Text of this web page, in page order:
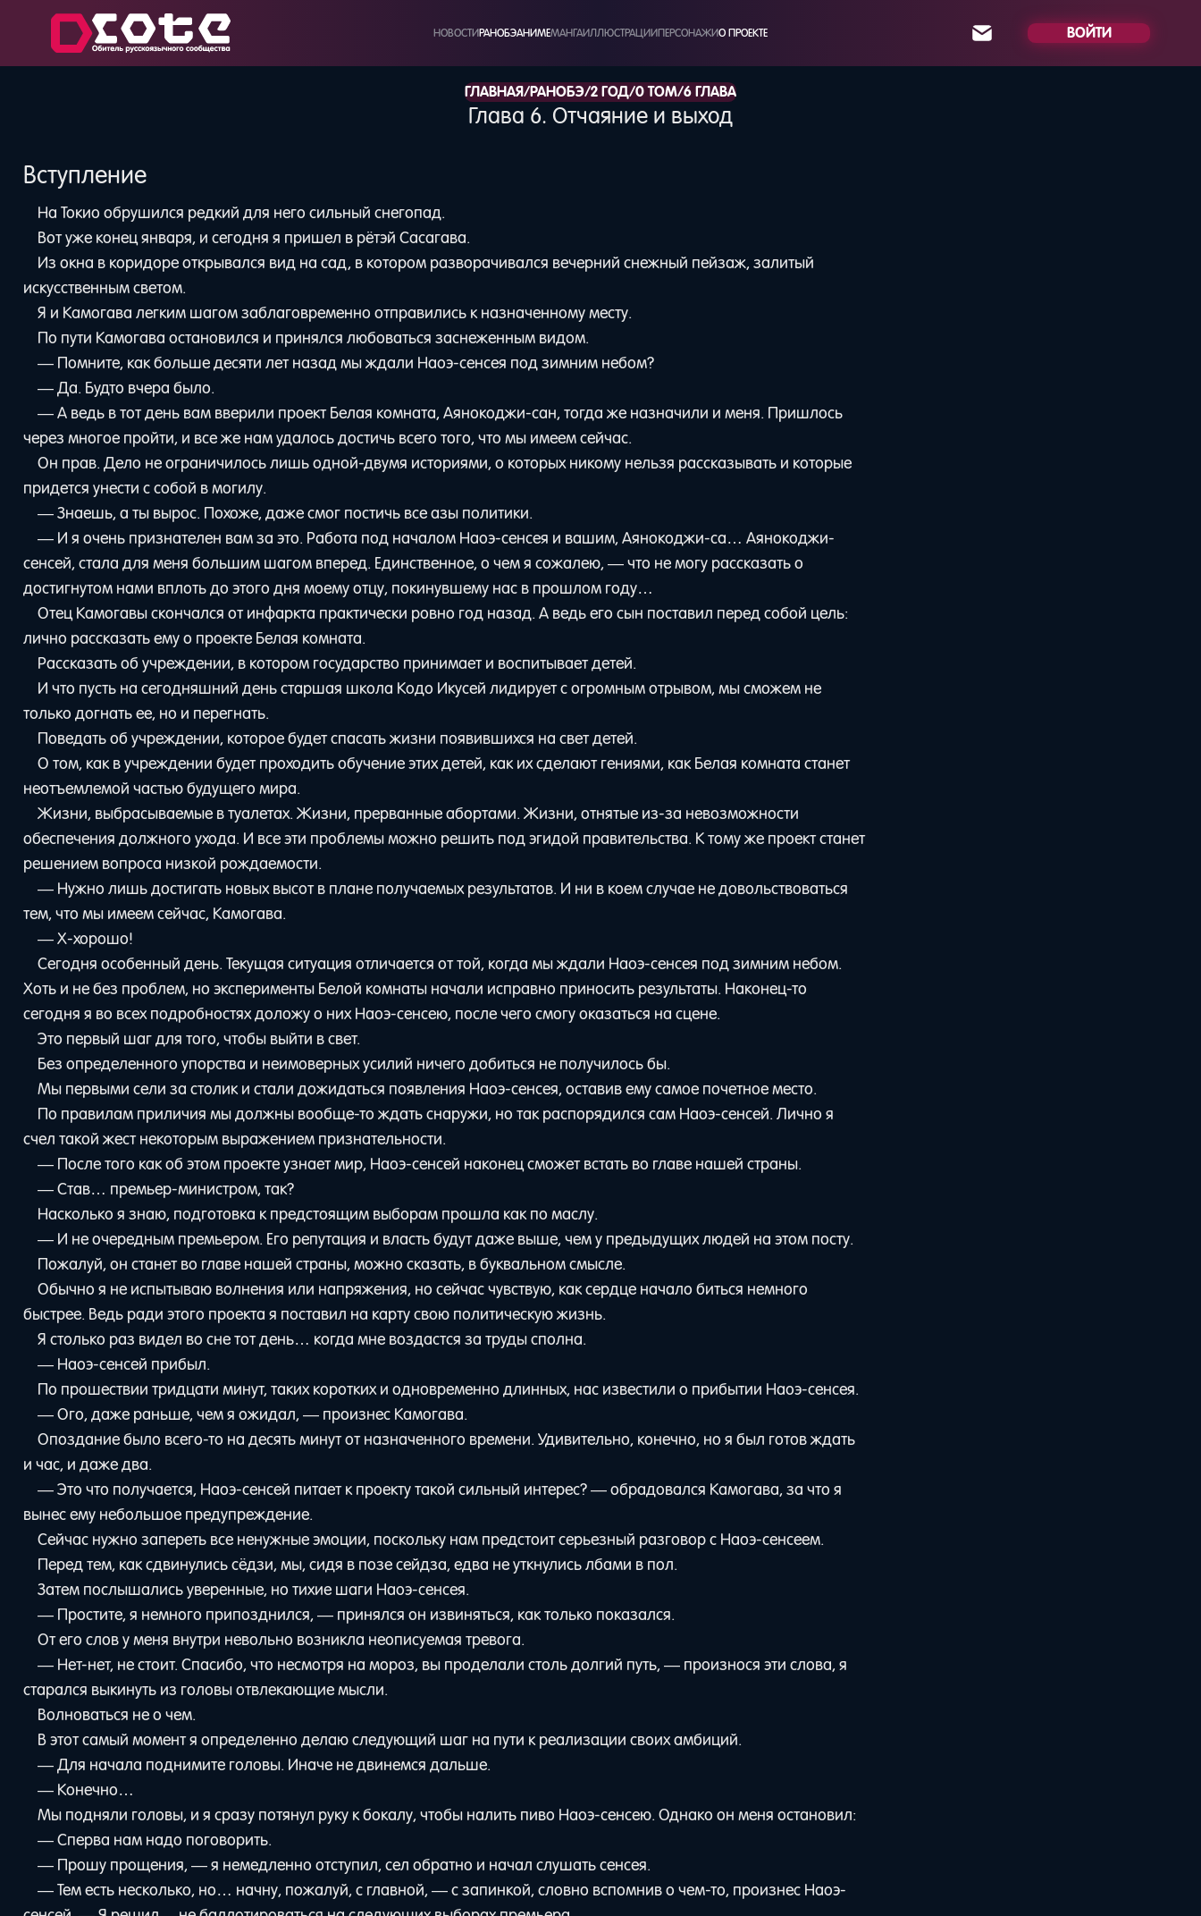
НОВОСТИРАНОБЭАНИМЕМАНГАИЛЛЮСТРАЦИИПЕРСОНАЖИО ПРОЕКТЕ ВОЙТИ
ГЛАВНАЯ/РАНОБЭ/2 ГОД/0 ТОМ/6 ГЛАВА
Глава 6. Отчаяние и выход
Вступление
На Токио обрушился редкий для него сильный снегопад.
Вот уже конец января, и сегодня я пришел в рётэй Сасагава.
Из окна в коридоре открывался вид на сад, в котором разворачивался вечерний снежный пейзаж, залитый
искусственным светом.
Я и Камогава легким шагом заблаговременно отправились к назначенному месту.
По пути Камогава остановился и принялся любоваться заснеженным видом.
— Помните, как больше десяти лет назад мы ждали Наоэ-сенсея под зимним небом?
— Да. Будто вчера было.
— А ведь в тот день вам вверили проект Белая комната, Аянокоджи-сан, тогда же назначили и меня. Пришлось
через многое пройти, и все же нам удалось достичь всего того, что мы имеем сейчас.
Он прав. Дело не ограничилось лишь одной-двумя историями, о которых никому нельзя рассказывать и которые
придется унести с собой в могилу.
— Знаешь, а ты вырос. Похоже, даже смог постичь все азы политики.
— И я очень признателен вам за это. Работа под началом Наоэ-сенсея и вашим, Аянокоджи-са… Аянокоджи-
сенсей, стала для меня большим шагом вперед. Единственное, о чем я сожалею, — что не могу рассказать о
достигнутом нами вплоть до этого дня моему отцу, покинувшему нас в прошлом году…
Отец Камогавы скончался от инфаркта практически ровно год назад. А ведь его сын поставил перед собой цель:
лично рассказать ему о проекте Белая комната.
Рассказать об учреждении, в котором государство принимает и воспитывает детей.
И что пусть на сегодняшний день старшая школа Кодо Икусей лидирует с огромным отрывом, мы сможем не
только догнать ее, но и перегнать.
Поведать об учреждении, которое будет спасать жизни появившихся на свет детей.
О том, как в учреждении будет проходить обучение этих детей, как их сделают гениями, как Белая комната станет
неотъемлемой частью будущего мира.
Жизни, выбрасываемые в туалетах. Жизни, прерванные абортами. Жизни, отнятые из-за невозможности
обеспечения должного ухода. И все эти проблемы можно решить под эгидой правительства. К тому же проект станет
решением вопроса низкой рождаемости.
— Нужно лишь достигать новых высот в плане получаемых результатов. И ни в коем случае не довольствоваться
тем, что мы имеем сейчас, Камогава.
— Х-хорошо!
Сегодня особенный день. Текущая ситуация отличается от той, когда мы ждали Наоэ-сенсея под зимним небом.
Хоть и не без проблем, но эксперименты Белой комнаты начали исправно приносить результаты. Наконец-то
сегодня я во всех подробностях доложу о них Наоэ-сенсею, после чего смогу оказаться на сцене.
Это первый шаг для того, чтобы выйти в свет.
Без определенного упорства и неимоверных усилий ничего добиться не получилось бы.
Мы первыми сели за столик и стали дожидаться появления Наоэ-сенсея, оставив ему самое почетное место.
По правилам приличия мы должны вообще-то ждать снаружи, но так распорядился сам Наоэ-сенсей. Лично я
счел такой жест некоторым выражением признательности.
— После того как об этом проекте узнает мир, Наоэ-сенсей наконец сможет встать во главе нашей страны.
— Став… премьер-министром, так?
Насколько я знаю, подготовка к предстоящим выборам прошла как по маслу.
— И не очередным премьером. Его репутация и власть будут даже выше, чем у предыдущих людей на этом посту.
Пожалуй, он станет во главе нашей страны, можно сказать, в буквальном смысле.
Обычно я не испытываю волнения или напряжения, но сейчас чувствую, как сердце начало биться немного
быстрее. Ведь ради этого проекта я поставил на карту свою политическую жизнь.
Я столько раз видел во сне тот день… когда мне воздастся за труды сполна.
— Наоэ-сенсей прибыл.
По прошествии тридцати минут, таких коротких и одновременно длинных, нас известили о прибытии Наоэ-сенсея.
— Ого, даже раньше, чем я ожидал, — произнес Камогава.
Опоздание было всего-то на десять минут от назначенного времени. Удивительно, конечно, но я был готов ждать
и час, и даже два.
— Это что получается, Наоэ-сенсей питает к проекту такой сильный интерес? — обрадовался Камогава, за что я
вынес ему небольшое предупреждение.
Сейчас нужно запереть все ненужные эмоции, поскольку нам предстоит серьезный разговор с Наоэ-сенсеем.
Перед тем, как сдвинулись сёдзи, мы, сидя в позе сейдза, едва не уткнулись лбами в пол.
Затем послышались уверенные, но тихие шаги Наоэ-сенсея.
— Простите, я немного припозднился, — принялся он извиняться, как только показался.
От его слов у меня внутри невольно возникла неописуемая тревога.
— Нет-нет, не стоит. Спасибо, что несмотря на мороз, вы проделали столь долгий путь, — произнося эти слова, я
старался выкинуть из головы отвлекающие мысли.
Волноваться не о чем.
В этот самый момент я определенно делаю следующий шаг на пути к реализации своих амбиций.
— Для начала поднимите головы. Иначе не двинемся дальше.
— Конечно…
Мы подняли головы, и я сразу потянул руку к бокалу, чтобы налить пиво Наоэ-сенсею. Однако он меня остановил:
— Сперва нам надо поговорить.
— Прошу прощения, — я немедленно отступил, сел обратно и начал слушать сенсея.
— Тем есть несколько, но… начну, пожалуй, с главной, — с запинкой, словно вспомнив о чем-то, произнес Наоэ-